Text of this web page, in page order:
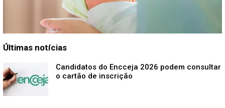
Últimas notícias
Candidatos do Encceja 2026 podem consultar
o cartão de inscrição